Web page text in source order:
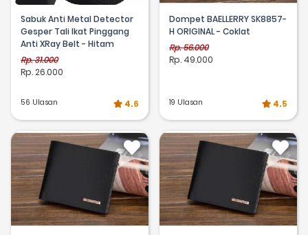
Sabuk Anti Metal Detector
Gesper Tali Ikat Pinggang
Anti XRay Belt - Hitam
Rp. 31.000
Rp. 26.000
56 Ulasan 4.6
Dompet BAELLERRY SK8857-
H ORIGINAL - Coklat
Rp. 56.000
Rp. 49.000
19 Ulasan 4.5